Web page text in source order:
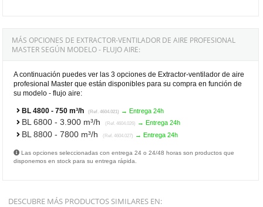
MÁS OPCIONES DE EXTRACTOR-VENTILADOR DE AIRE PROFESIONAL
MASTER SEGÚN MODELO - FLUJO AIRE:
A continuación puedes ver las 3 opciones de Extractor-ventilador de aire
profesional Master que están disponibles para su compra en función de
su modelo - flujo aire:
BL 4800 - 750 m³/h (Ref. 4604.021) → Entrega 24h
BL 6800 - 3.900 m³/h (Ref. 4604.026) → Entrega 24h
BL 8800 - 7800 m³/h (Ref. 4604.027) → Entrega 24h
Las opciones seleccionadas con entrega 24 o 24/48 horas son productos que
disponemos en stock para su entrega rápida.
DESCUBRE MÁS PRODUCTOS SIMILARES EN: